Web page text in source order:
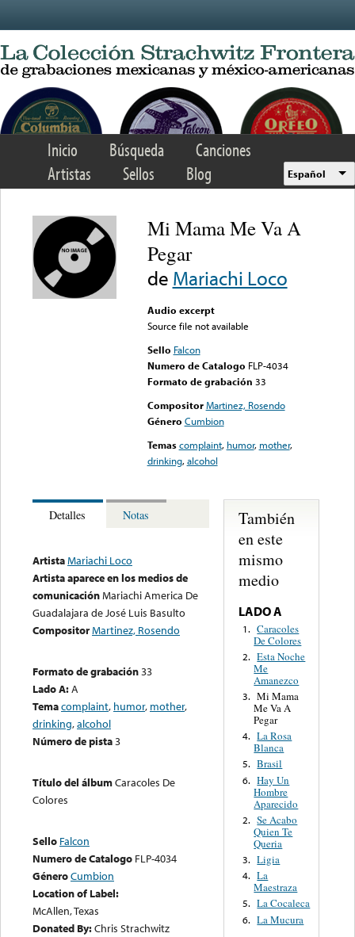
Inicio Búsqueda
Canciones
Artistas
Sellos Blog Español
Mi Mama Me Va A
Pegar
de Mariachi Loco
Audio excerpt
Source file not available
Sello Falcon
Numero de Catalogo FLP-4034
Formato de grabación 33
Compositor Martinez, Rosendo
Género Cumbion
Temas complaint, humor, mother,
drinking,alcohol
Detalles Notas
ArtistaMariachi Loco
Artista aparece en los medios de
comunicaciónMariachi America De
Guadalajara de José Luis Basulto
CompositorMartinez, Rosendo
Formato de grabación33
Lado A:A
Temacomplaint, humor, mother,
drinking,alcohol
Número de pista3
Título del álbumCaracoles De
Colores
Sello Falcon
Numero de Catalogo FLP-4034
GéneroCumbion
Location of Label:
McAllen, Texas
Donated By:Chris Strachwitz
También
en este
mismo
medio
LADO A
1. Caracoles
De Colores
2. Esta Noche
Me
Amanezco
3. Mi Mama
Me Va A
Pegar
4. La Rosa
Blanca
5. Brasil
6. Hay Un
Hombre
Aparecido
2. Se Acabo
Quien Te
Queria
3. Ligia
4. La
Maestraza
5. La Cocaleca
6. La Mucura